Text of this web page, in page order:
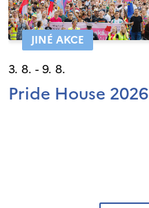
JINÉ AKCE
3. 8. - 9. 8.
Pride House 2026